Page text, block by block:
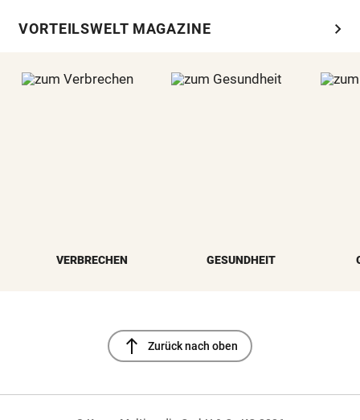
VORTEILSWELT MAGAZINE chevron_right
VERBRECHEN GESUNDHEIT
north Zurück nach oben